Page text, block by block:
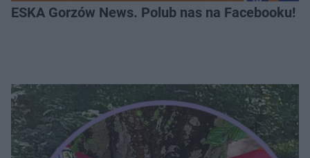
ESKA Gorzów News. Polub nas na Facebooku!